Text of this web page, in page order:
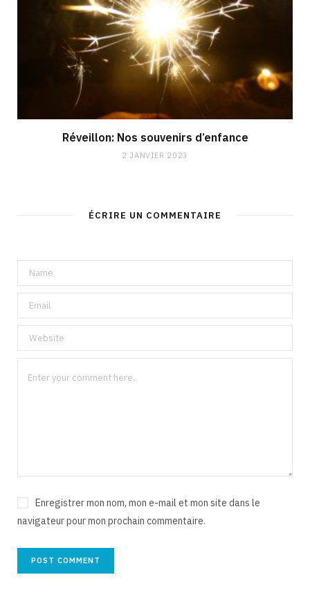
Réveillon: Nos souvenirs d’enfance
2 JANVIER 2023
ÉCRIRE UN COMMENTAIRE
Enregistrer mon nom, mon e-mail et mon site dans le
navigateur pour mon prochain commentaire.